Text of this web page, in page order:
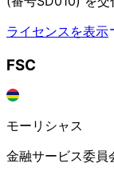
ライセンスを表示
FSC
モーリシャス
金融サービス委員